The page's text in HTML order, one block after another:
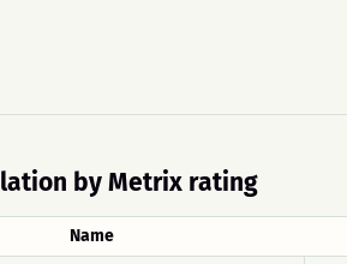
by Metrix rating
Name